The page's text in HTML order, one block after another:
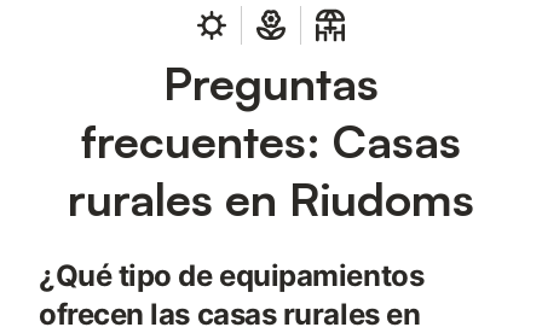
Preguntas
frecuentes: Casas
rurales en Riudoms
¿Qué tipo de equipamientos
ofrecen las casas rurales en